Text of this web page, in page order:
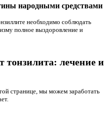
народными средствами
необходимо соблюдать
полное выздоровление и
тонзилита: лечение и
странице, мы можем заработать